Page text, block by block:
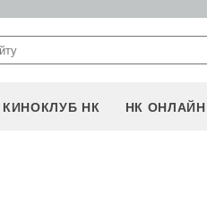
КИНОКЛУБ НК НК ОНЛАЙН